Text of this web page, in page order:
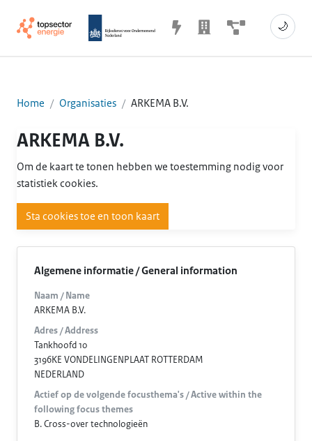
🌙
Home Organisaties ARKEMA B.V.
ARKEMA B.V.
Om de kaart te tonen hebben we toestemming nodig voor
statistiek cookies.
Sta cookies toe en toon kaart
Algemene informatie / General information
Naam / Name
ARKEMA B.V.
Adres / Address
Tankhoofd 10
3196KE VONDELINGENPLAAT ROTTERDAM
NEDERLAND
Actief op de volgende focusthema's / Active within the
following focus themes
B. Cross-over technologieën